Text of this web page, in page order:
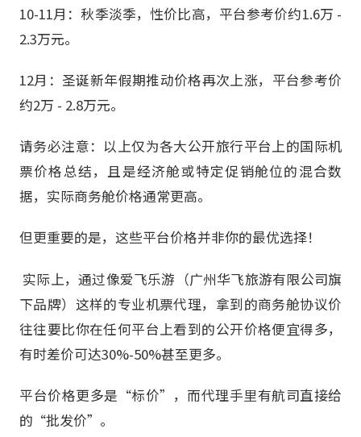
10-11月：秋季淡季，性价比高，平台参考价约1.6万 -
2.3万元。
12月：圣诞新年假期推动价格再次上涨，平台参考价
约2万 - 2.8万元。
请务必注意：以上仅为各大公开旅行平台上的国际机
票价格总结，且是经济舱或特定促销舱位的混合数
据，实际商务舱价格通常更高。
但更重要的是，这些平台价格并非你的最优选择！
​ 实际上，通过像爱飞乐游（广州华飞旅游有限公司旗
下品牌）这样的专业机票代理，拿到的商务舱协议价
往往要比你在任何平台上看到的公开价格便宜得多，
有时差价可达30%-50%甚至更多。
平台价格更多是“标价”，而代理手里有航司直接给
的“批发价”。